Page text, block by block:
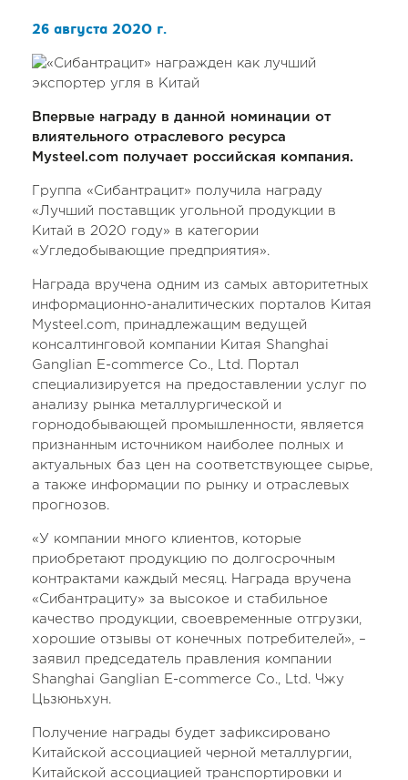
26 августа 2020 г.
Впервые награду в данной номинации от
влиятельного отраслевого ресурса
Mysteel.com получает российская компания.
Группа «Сибантрацит» получила награду
«Лучший поставщик угольной продукции в
Китай в 2020 году» в категории
«Угледобывающие предприятия».
Награда вручена одним из самых авторитетных
информационно-аналитических порталов Китая
Mysteel.com, принадлежащим ведущей
консалтинговой компании Китая Shanghai
Ganglian E-commerce Co., Ltd. Портал
специализируется на предоставлении услуг по
анализу рынка металлургической и
горнодобывающей промышленности, является
признанным источником наиболее полных и
актуальных баз цен на соответствующее сырье,
а также информации по рынку и отраслевых
прогнозов.
«У компании много клиентов, которые
приобретают продукцию по долгосрочным
контрактами каждый месяц. Награда вручена
«Сибантрациту» за высокое и стабильное
качество продукции, своевременные отгрузки,
хорошие отзывы от конечных потребителей», –
заявил председатель правления компании
Shanghai Ganglian E-commerce Co., Ltd. Чжу
Цьзюньхун.
Получение награды будет зафиксировано
Китайской ассоциацией черной металлургии,
Китайской ассоциацией транспортировки и